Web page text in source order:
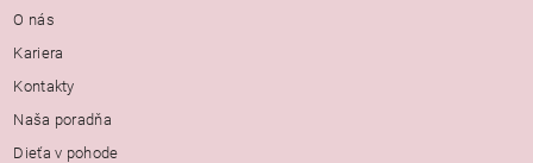
O nás
Kariera
Kontakty
Naša poradňa
Dieťa v pohode